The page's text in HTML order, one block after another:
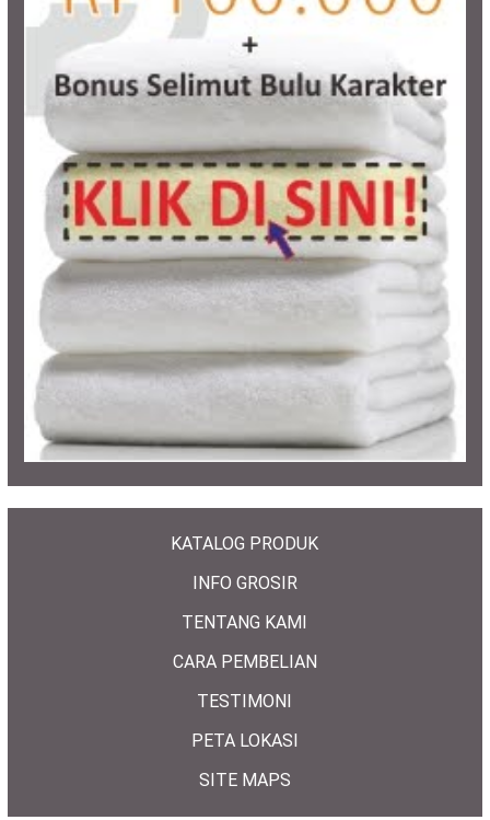
KATALOG PRODUK
INFO GROSIR
TENTANG KAMI
CARA PEMBELIAN
TESTIMONI
PETA LOKASI
SITE MAPS